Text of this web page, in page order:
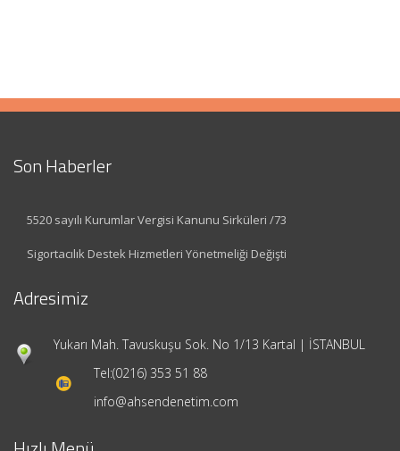
Son Haberler
5520 sayılı Kurumlar Vergisi Kanunu Sirküleri /73
Sigortacılık Destek Hizmetleri Yönetmeliği Değişti
Adresimiz
Yukarı Mah. Tavuskuşu Sok. No 1/13 Kartal | İSTANBUL
Tel:(0216) 353 51 88
info@ahsendenetim.com